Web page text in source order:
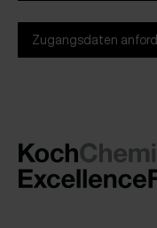
Zugangsdaten